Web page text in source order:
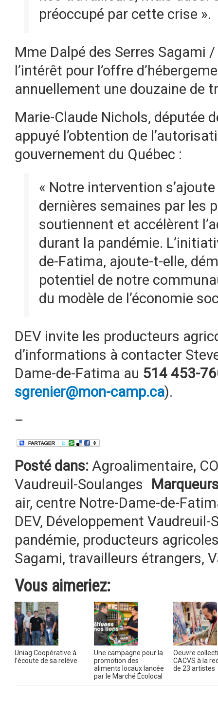
préoccupé par cette crise ».
Mme Dalpé des Serres Sagami
l’intérêt pour l’offre
annuellement une douzaine de
Marie-Claude Nichols, députée
appuyé l’obtention de
gouvernement du Québec :
« Notre intervention
dernières semaines par les
soutiennent et accélèrent
durant la pandémie.
de-Fatima, ajoute-t-elle,
potentiel de notre
du modèle de l’économie
DEV invite les producteurs
d’informations à contacter
Dame-de-Fatima au 514 453-
sgrenier@mon-camp.ca).
–
Posté dans: Agroalimentaire,
Vaudreuil-Soulanges
air, centre Notre-Dame-de-
DEV, Développement Vaudreuil-
pandémie, producteurs
Sagami, travailleurs étrangers,
Vous aimeriez:
Uniag Coopérative à
l’écoute de sa relève
Une campagne pour la
promotion des
aliments locaux lancée
par le Marché Écolocal
Oeuvre
CACVS à la
de 23 artistes